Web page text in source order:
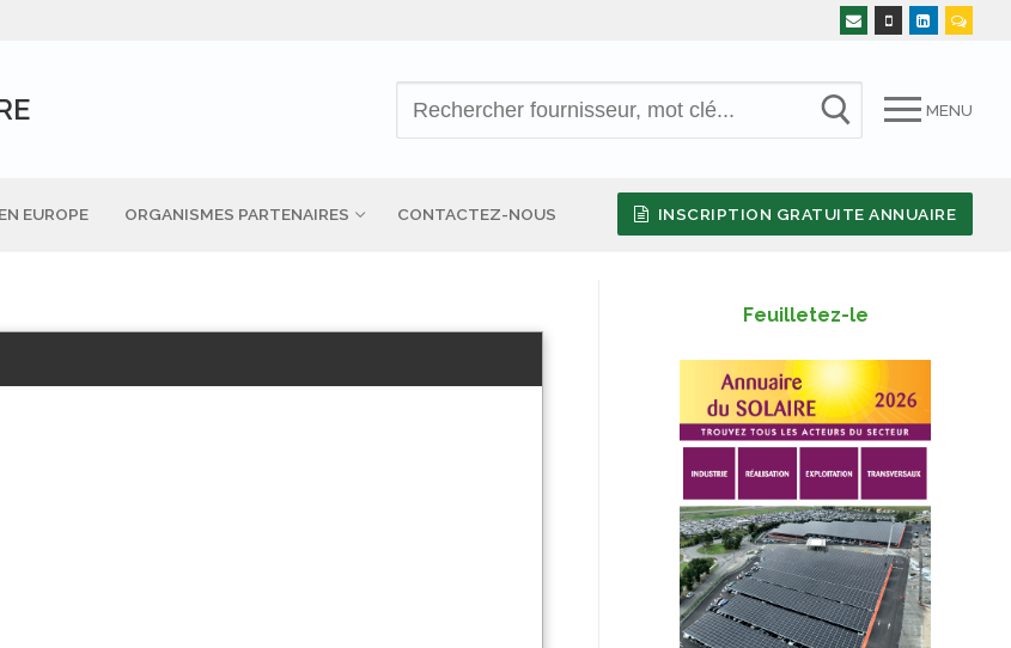
MENU
EUROPE ORGANISMES PARTENAIRES CONTACTEZ-NOUS INSCRIPTION GRATUITE ANNUAIRE
Feuilletez-le